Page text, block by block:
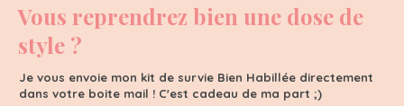
Vous reprendrez bien une dose de
style ?
Je vous envoie mon kit de survie Bien Habillée directement
dans votre boite mail ! C'est cadeau de ma part ;)